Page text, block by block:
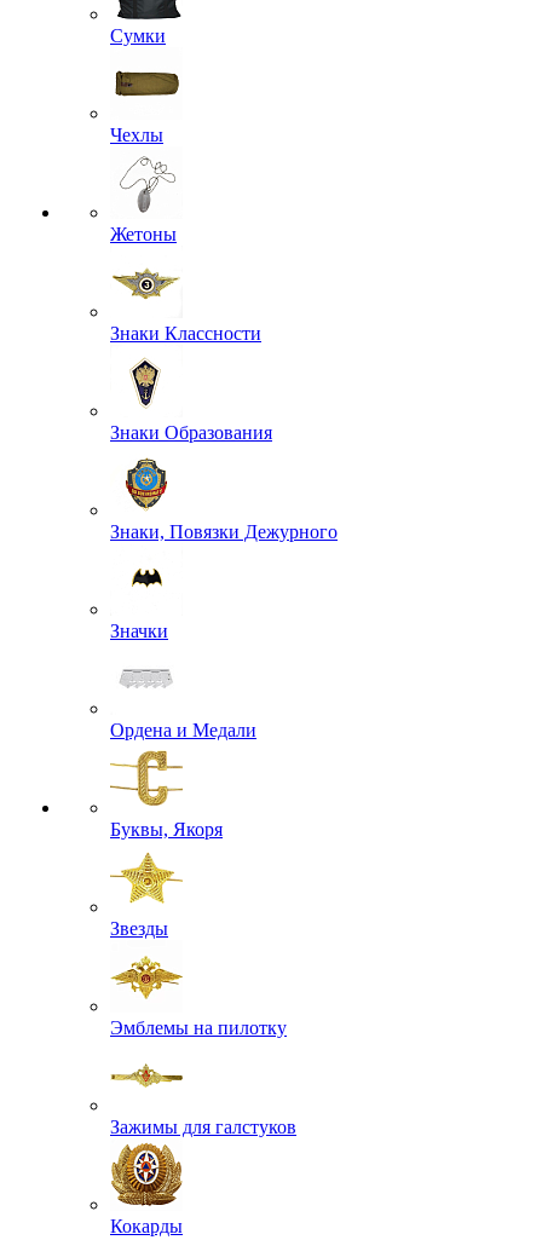
Сумки
Чехлы
Жетоны
Знаки Классности
Знаки Образования
Знаки, Повязки Дежурного
Значки
Ордена и Медали
Буквы, Якоря
Звезды
Эмблемы на пилотку
Зажимы для галстуков
Кокарды